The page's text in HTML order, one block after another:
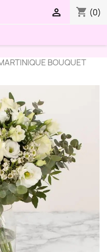
shopping_cart (0)

BOUQUET